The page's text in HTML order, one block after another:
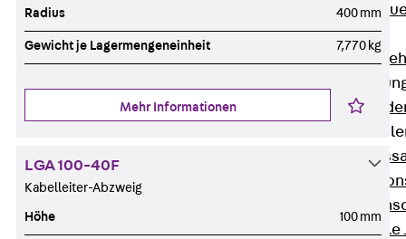
Zurück
GRIPRIP®
Winkelkonsole
Radius 400 mm
Gewicht je Lagermengeneinheit 7,770 kg
Mehr Informationen
LGA 100-40F
Kabelleiter-Abzweig
Höhe 100 mm